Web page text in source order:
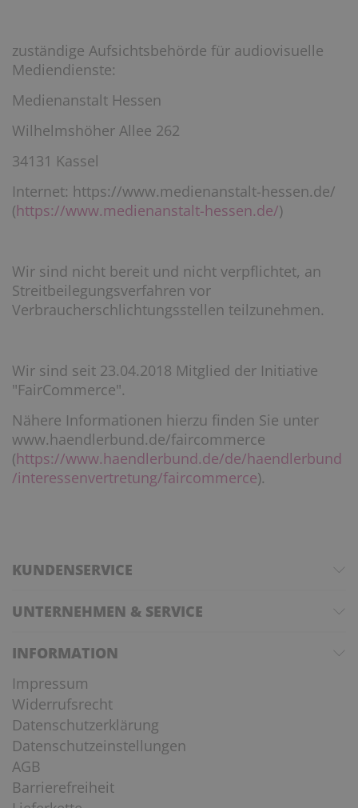
zuständige Aufsichtsbehörde für audiovisuelle
Mediendienste:
Medienanstalt Hessen
Wilhelmshöher Allee 262
34131 Kassel
Internet: https://www.medienanstalt-hessen.de/
(https://www.medienanstalt-hessen.de/)
Wir sind nicht bereit und nicht verpflichtet, an
Streitbeilegungsverfahren vor
Verbraucherschlichtungsstellen teilzunehmen.
Wir sind seit 23.04.2018 Mitglied der Initiative
"FairCommerce".
Nähere Informationen hierzu finden Sie unter
www.haendlerbund.de/faircommerce
(https://www.haendlerbund.de/de/haendlerbund
/interessenvertretung/faircommerce).
KUNDENSERVICE
UNTERNEHMEN & SERVICE
INFORMATION
Impressum
Widerrufsrecht
Datenschutzerklärung
Datenschutzeinstellungen
AGB
Barrierefreiheit